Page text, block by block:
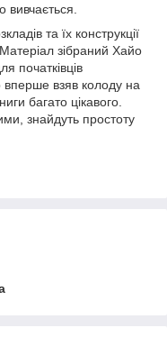
та їх конструкції
зібраний Хайо
початківців
вперше взяв колоду на
багато цікавого.
знайдуть простоту